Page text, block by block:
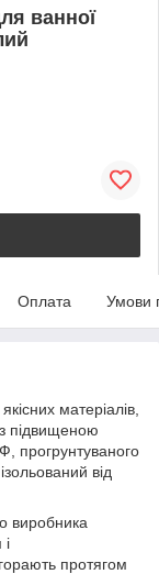
ванної
Оплата Умови
матеріалів,
підвищеною
прогрунтуваного
від
виробника
протягом